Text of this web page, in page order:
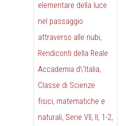
elementare della luce
nel passaggio
attraverso alle nubi,
Rendiconti della Reale
Accademia d\'Italia,
Classe di Scienze
fisici, matematiche e
naturali, Serie VII, II, 1-2,